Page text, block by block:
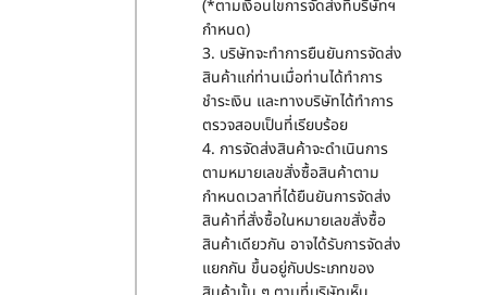
(*ตามเงื่อนไขการจัดส่งที่บริษัทฯ
กำหนด)
3. บริษัทจะทำการยืนยันการจัดส่ง
สินค้าแก่ท่านเมื่อท่านได้ทำการ
ชำระเงิน และทางบริษัทได้ทำการ
ตรวจสอบเป็นที่เรียบร้อย
4. การจัดส่งสินค้าจะดำเนินการ
ตามหมายเลขสั่งซื้อสินค้าตาม
กำหนดเวลาที่ได้ยืนยันการจัดส่ง
สินค้าที่สั่งซื้อในหมายเลขสั่งซื้อ
สินค้าเดียวกัน อาจได้รับการจัดส่ง
แยกกัน ขึ้นอยู่กับประเภทของ